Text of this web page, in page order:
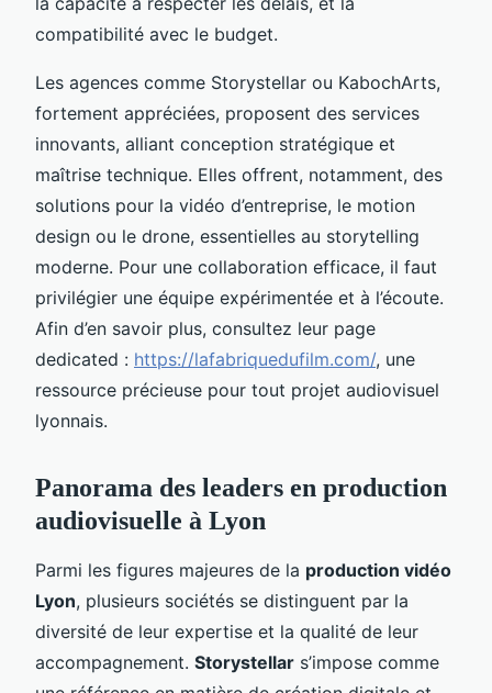
compatibilité avec le budget.
Les agences comme Storystellar ou KabochArts,
fortement appréciées, proposent des services
innovants, alliant conception stratégique et
maîtrise technique. Elles offrent, notamment, des
solutions pour la vidéo d’entreprise, le motion
design ou le drone, essentielles au storytelling
moderne. Pour une collaboration efficace, il faut
privilégier une équipe expérimentée et à l’écoute.
Afin d’en savoir plus, consultez leur page
dedicated : https://lafabriquedufilm.com/, une
ressource précieuse pour tout projet audiovisuel
lyonnais.
Panorama des leaders en production
audiovisuelle à Lyon
Parmi les figures majeures de la production vidéo
Lyon, plusieurs sociétés se distinguent par la
diversité de leur expertise et la qualité de leur
accompagnement. Storystellar s’impose comme